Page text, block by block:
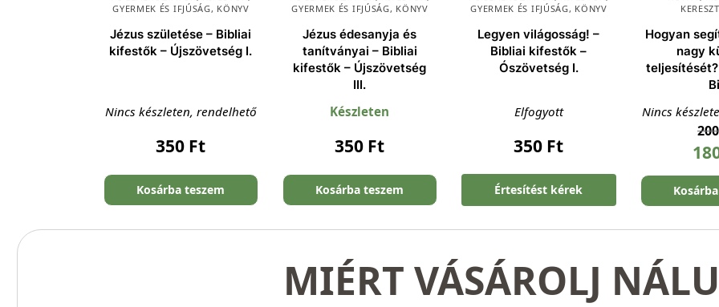
GYERMEK ÉS IFJÚSÁG, KÖNYV
Jézus születése – Bibliai
kifestők – Újszövetség I.
Nincs készleten, rendelhető
350 Ft
Kosárba teszem
GYERMEK ÉS IFJÚSÁG, KÖNYV
Jézus édesanyja és
tanítványai – Bibliai
kifestők – Újszövetség
III.
Készleten
350 Ft
Kosárba teszem
GYERMEK ÉS IFJÚSÁG, KÖNYV
Legyen világosság! –
Bibliai kifestők –
Ószövetség I.
Elfogyott
350 Ft
Értesítést kérek
Hogyan
nagy
Nincs
MIÉRT VÁSÁROLJ